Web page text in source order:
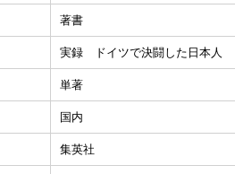
著書
実録 ドイツで決闘した日本人
単著
国内
集英社